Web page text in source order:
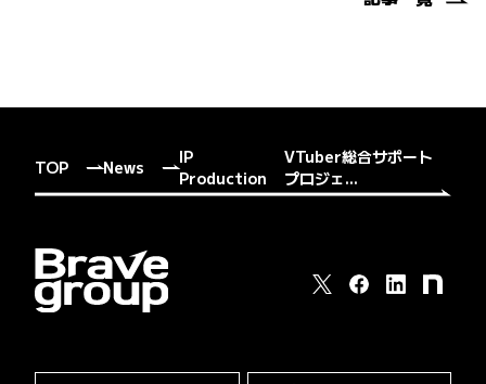
TOP News
IP
Production
VTuber総合サポート
プロジェ...